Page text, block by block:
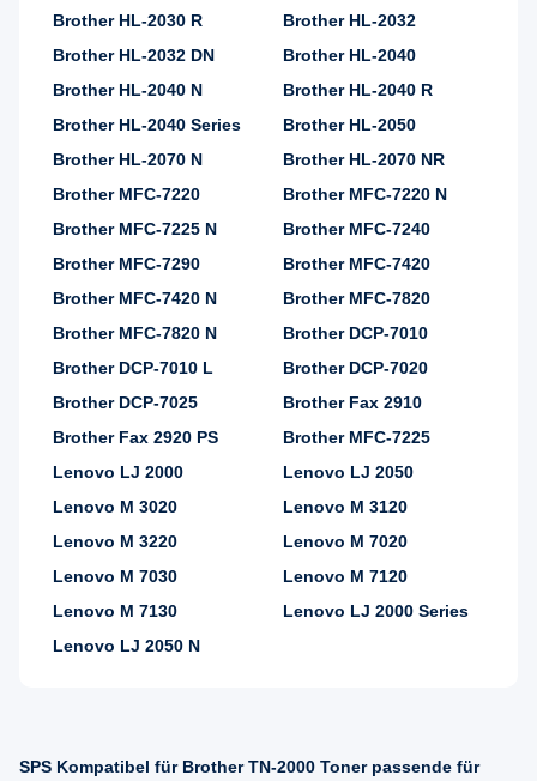
Brother HL-2030 R
Brother HL-2032
Brother HL-2032 DN
Brother HL-2040
Brother HL-2040 N
Brother HL-2040 R
Brother HL-2040 Series
Brother HL-2050
Brother HL-2070 N
Brother HL-2070 NR
Brother MFC-7220
Brother MFC-7220 N
Brother MFC-7225 N
Brother MFC-7240
Brother MFC-7290
Brother MFC-7420
Brother MFC-7420 N
Brother MFC-7820
Brother MFC-7820 N
Brother DCP-7010
Brother DCP-7010 L
Brother DCP-7020
Brother DCP-7025
Brother Fax 2910
Brother Fax 2920 PS
Brother MFC-7225
Lenovo LJ 2000
Lenovo LJ 2050
Lenovo M 3020
Lenovo M 3120
Lenovo M 3220
Lenovo M 7020
Lenovo M 7030
Lenovo M 7120
Lenovo M 7130
Lenovo LJ 2000 Series
Lenovo LJ 2050 N
SPS Kompatibel für Brother TN-2000 Toner passende für